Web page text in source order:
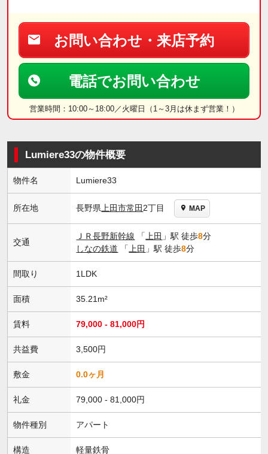
お問い合わせ・来店予約
電話でお問い合わせ
営業時間：10:00～18:00／火曜日（1～3月は休まず営業！）
Lumiere33の物件概要
物件名 Lumiere33
所在地 長野県 上田市常田 2丁目 MAP
交通
ＪＲ長野新幹線 「上田 」駅 徒歩8分
しなの鉄道 「上田 」駅 徒歩8分
間取り 1LDK
面積 35.21m²
賃料 79,000 - 81,000円
共益費 3,500円
敷金 0.0ヶ月
礼金 79,000 - 81,000円
物件種別 アパート
構造 軽量鉄骨